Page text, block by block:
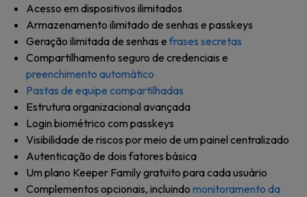
Acesso em dispositivos ilimitados
Armazenamento ilimitado de senhas e passkeys
Geração ilimitada de senhas efrases secretas
Compartilhamento seguro de credenciais e
preenchimento automático
Pastas de equipe compartilhadas
Estrutura organizacional avançada
Login biométrico com passkeys
Visibilidade de riscos por meio de um painel centralizado
Autenticação de dois fatores básica
Um plano Keeper Family gratuito para cada usuário
Complementos opcionais, incluindo monitoramento da